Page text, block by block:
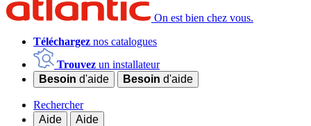
On est bien chez vous.
Téléchargez nos catalogues
Trouvez un installateur
Besoin d'aide Besoin d'aide
Rechercher
Aide
Aide